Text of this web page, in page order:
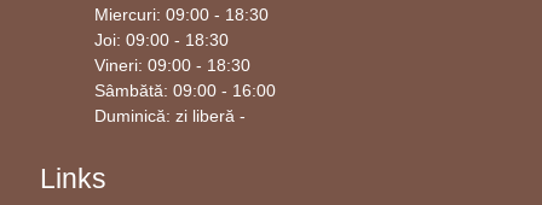
Miercuri: 09:00 - 18:30
Joi: 09:00 - 18:30
Vineri: 09:00 - 18:30
Sâmbătă: 09:00 - 16:00
Duminică: zi liberă -
Links